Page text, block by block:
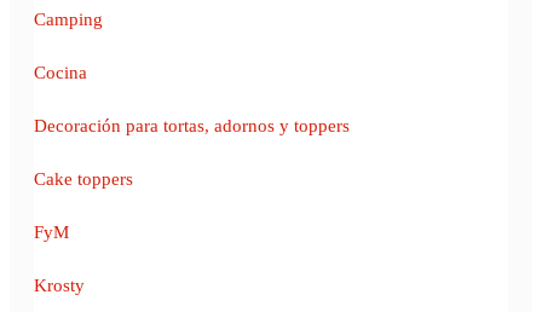
Camping
Cocina
Decoración para tortas, adornos y toppers
Cake toppers
FyM
Krosty